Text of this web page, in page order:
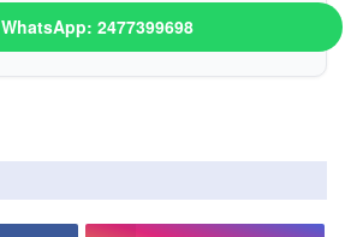
WhatsApp: 2477399698